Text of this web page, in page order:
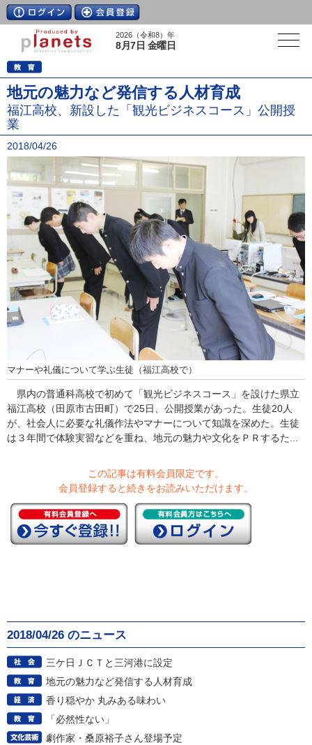
2026（令和8）年
8月7日 金曜日
地元の魅力など発信する人材育成
福江高校、新設した「観光ビジネスコース」公開授
業
2018/04/26
マナーや礼儀について学ぶ生徒（福江高校で）
県内の普通科高校で初めて「観光ビジネスコース」を設けた県立
福江高校（田原市古田町）で25日、公開授業があった。生徒20人
が、社会人に必要な礼儀作法やマナーについて知識を深めた。生徒
は３年間で体験実習などを重ね、地元の魅力や文化をＰＲするた...
この記事は有料会員限定です。
会員登録すると続きをお読みいただけます。
2018/04/26 のニュース
三ケ日ＪＣＴと三河港に設定
地元の魅力など発信する人材育成
香り穏やか 丸みある味わい
「必然性ない」
劇作家・桑原裕子さん登場予定